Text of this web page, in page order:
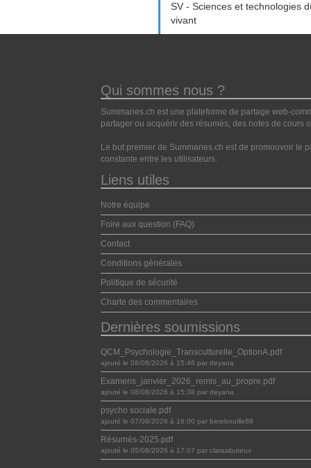
SV - Sciences et technologies
vivant
Qui sommes nous ?
Summaries.ch est une plateforme de partage web-
partager ou acquérir des résumés, des notes de cours
Le but premier de Summaries.ch est de promouvoir le
constante entre les utilisateurs.
Liens utiles
Notre équipe
Foire aux question (FAQ)
Contact
Conditions générales
Politique de sécurité
Charte des commentaires
Dernières soumissions
QCM_Psychologie_Transculturelle_OptionA.pdf
ajouté le 08/08/2026 à 15:46 par deyana
Examens_janvier_2026_remis_au_propre.pdf
ajouté le 08/08/2026 à 15:38 par deyana
psycho sociale.pdf
ajouté le 07/08/2026 à 16:00 par berebouille88
Résumés-2025.pdf
ajouté le 05/08/2026 à 17:07 par claraabuteux